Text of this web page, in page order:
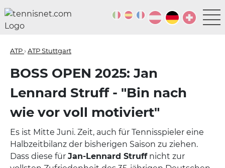
ATP› ATP Stuttgart
BOSS OPEN 2025: Jan
Lennard Struff - "Bin nach
wie vor voll motiviert"
Es ist Mitte Juni. Zeit, auch für Tennisspieler eine
Halbzeitbilanz der bisherigen Saison zu ziehen.
Dass diese für Jan-Lennard Struffnicht zur